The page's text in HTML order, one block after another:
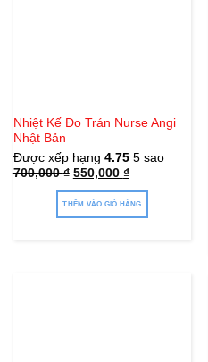
Nhiệt Kế Đo Trán Nurse Angi
Nhật Bản
Được xếp hạng 4.755 sao
700,000₫ Giá
là:
700,000 ₫.
550,000 ₫Giá
tại
là:
550,000 ₫.
THÊM VÀO GIỎ HÀNG